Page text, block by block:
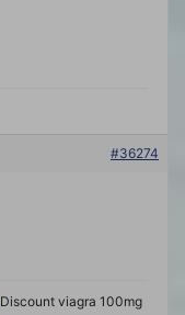
#36274
Discount viagra 100mg